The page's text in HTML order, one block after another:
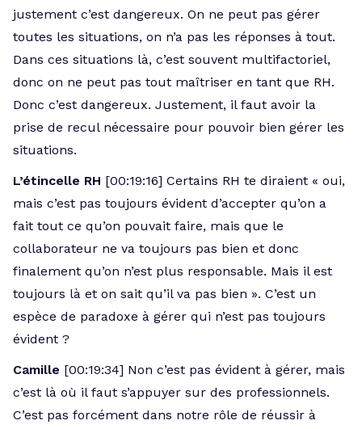
justement c’est dangereux. On ne peut pas gérer
toutes les situations, on n’a pas les réponses à tout.
Dans ces situations là, c’est souvent multifactoriel,
donc on ne peut pas tout maîtriser en tant que RH.
Donc c’est dangereux. Justement, il faut avoir la
prise de recul nécessaire pour pouvoir bien gérer les
situations.
L’étincelle RH [00:19:16] Certains RH te diraient « oui,
mais c’est pas toujours évident d’accepter qu’on a
fait tout ce qu’on pouvait faire, mais que le
collaborateur ne va toujours pas bien et donc
finalement qu’on n’est plus responsable. Mais il est
toujours là et on sait qu’il va pas bien ». C’est un
espèce de paradoxe à gérer qui n’est pas toujours
évident ?
Camille [00:19:34] Non c’est pas évident à gérer, mais
c’est là où il faut s’appuyer sur des professionnels.
C’est pas forcément dans notre rôle de réussir à